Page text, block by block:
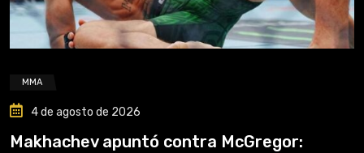
MMA
4 de agosto de 2026
Makhachev apuntó contra McGregor: